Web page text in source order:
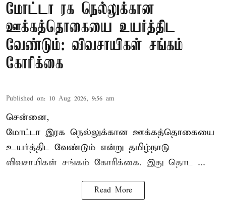
மோட்டா ரக நெல்லுக்கான
ஊக்கத்தொகையை உயர்த்திட
வேண்டும்: விவசாயிகள் சங்கம்
கோரிக்கை
Published on: 10 Aug 2026, 9:56 am
சென்னை,
மோட்டா இரக நெல்லுக்கான ஊக்கத்தொகையை
உயர்த்திட வேண்டும் என்று தமிழ்நாடு
விவசாயிகள் சங்கம் கோரிக்கை. இது தொட ...
Read More